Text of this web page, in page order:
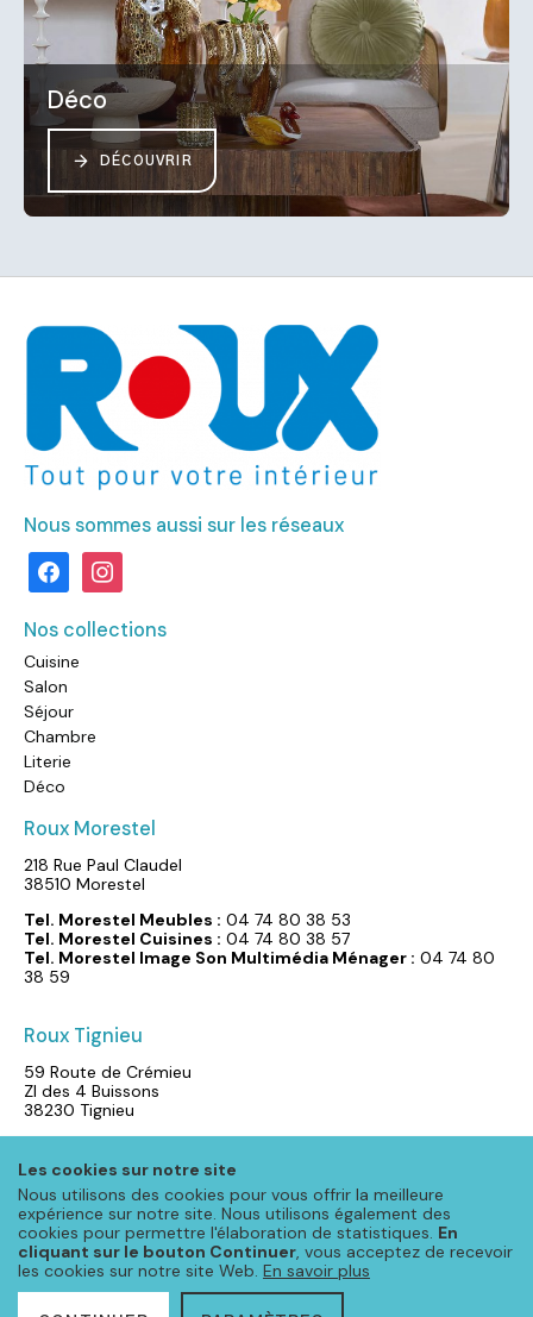
Les cookies sur notre site
Nous utilisons des cookies pour vous offrir la meilleure
expérience sur notre site. Nous utilisons également des
cookies pour permettre l'élaboration de statistiques. En
cliquant sur le bouton Continuer, vous acceptez de recevoir
les cookies sur notre site Web. En savoir plus
Déco
DÉCOUVRIR
Nous sommes aussi sur les réseaux
facebookinstagram
Nos collections
Cuisine
Salon
Séjour
Chambre
Literie
Déco
Roux Morestel
218 Rue Paul Claudel
38510 Morestel
Tel. Morestel Meubles : 04 74 80 38 53
Tel. Morestel Cuisines : 04 74 80 38 57
Tel. Morestel Image Son Multimédia Ménager : 04 74 80
38 59
Roux Tignieu‎
59 Route de Crémieu
ZI des 4 Buissons
38230 Tignieu